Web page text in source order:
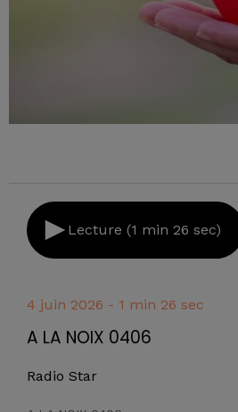
Lecture (1 min 26 sec)
4 juin 2026 - 1 min 26 sec
A LA NOIX 0406
Radio Star